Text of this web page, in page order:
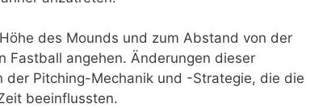
des Mounds und zum Abstand von der
Fastball angehen. Änderungen dieser
Pitching-Mechanik und -Strategie, die die
beeinflussten.